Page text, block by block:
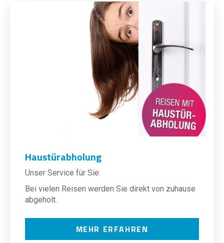
Haustürabholung
Unser Service für Sie:
Bei vielen Reisen werden Sie direkt von zuhause
abgeholt.
MEHR ERFAHREN